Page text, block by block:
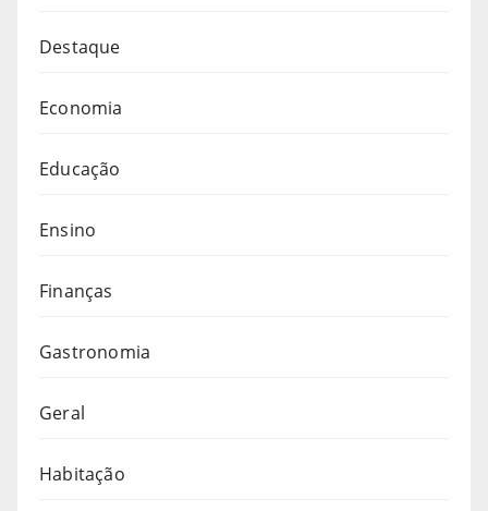
Destaque
Economia
Educação
Ensino
Finanças
Gastronomia
Geral
Habitação